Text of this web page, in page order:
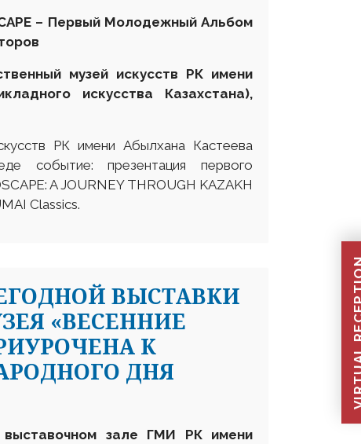
– Первый Молодежный Альбом
музей искусств РК имени
искусства Казахстана),
РК имени Абылхана Кастеева
событие: презентация первого
A JOURNEY THROUGH KAZAKH
Classics.
ВЫСТАВКИ
«ВЕСЕННИЕ
К
ДНЯ
зале ГМИ РК имени